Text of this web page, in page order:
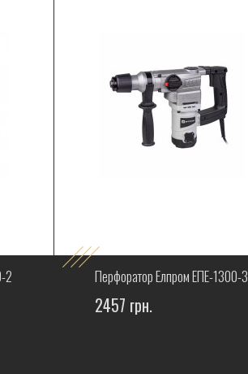
2 Перфоратор Елпром ЕПЕ-1300-3
2457 грн.